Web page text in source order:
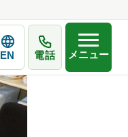
EN 電話 メニュー